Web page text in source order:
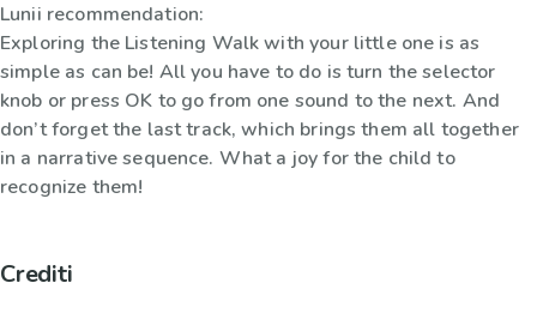
Lunii recommendation:
Exploring the Listening Walk with your little one is as
simple as can be! All you have to do is turn the selector
knob or press OK to go from one sound to the next. And
don’t forget the last track, which brings them all together
in a narrative sequence. What a joy for the child to
recognize them!
Crediti